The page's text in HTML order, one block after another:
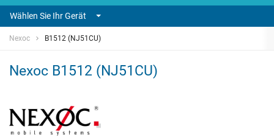
Wählen Sie Ihr Gerät
Nexoc B1512 (NJ51CU)
Nexoc B1512 (NJ51CU)